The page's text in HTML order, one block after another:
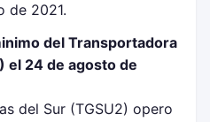
de 2021.
del Transportadora
el 24 de agosto de
del Sur (TGSU2) opero